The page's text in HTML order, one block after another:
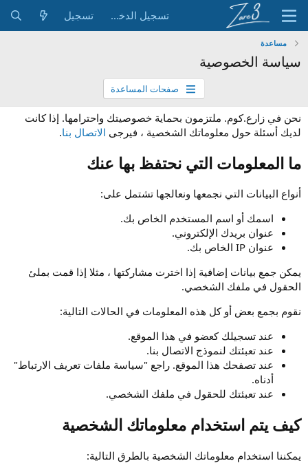
تسجيل الدخول تسجيل
مساعدة
سياسة الخصوصية
صفحات المساعدة
نحن في زارع.كوم. ملتزمون بحماية خصوصيتك واحترامها. إذا كانت
لديك أسئلة حول معلوماتك الشخصية ، فيرجى الاتصال بنا.
ما المعلومات التي نحتفظ بها عنك
أنواع البيانات التي نجمعها ونعالجها تشتمل على:
اسمك أو اسم المستخدم الخاص بك.
عنوان بريدك الإلكتروني.
عنوان IP الخاص بك.
يمكن جمع بيانات إضافية إذا اخترت مشاركتها ، مثلا إذا قمت بملئ
الحقول في ملفك الشخصي.
نقوم بجمع بعض أو كل هذه المعلومات في الحالات التالية:
عند تسجيلك كعضو في هذا الموقع.
عند تعبئتك لنموذج الاتصال بنا.
عند تصفحك هذا الموقع. راجع "سياسة ملفات تعريف الارتباط"
أدناه.
عند تعبئتك للحقول في ملفك الشخصي.
كيف يتم استخدام معلوماتك الشخصية
يمكننا استخدام معلوماتك الشخصية بالطرق التالية: